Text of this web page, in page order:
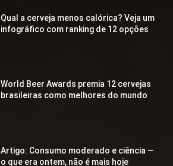
Qual a cerveja menos calórica? Veja um
infográfico com ranking de 12 opções
World Beer Awards premia 12 cervejas
brasileiras como melhores do mundo
Artigo: Consumo moderado e ciência —
o que era ontem, não é mais hoje